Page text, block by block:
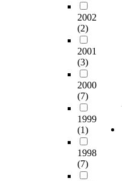
2002
(2)
2001
(3)
2000
(7)
1999
(1)
1998
(7)